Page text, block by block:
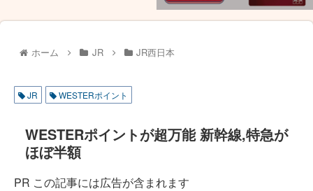
ホーム JR JR西日本
JR WESTERポイント
WESTERポイントが超万能 新幹線,特急が
ほぼ半額
PR この記事には広告が含まれます